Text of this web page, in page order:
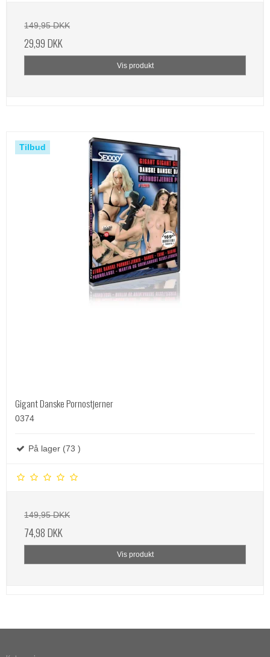
149,95 DKK
29,99 DKK
Vis produkt
Tilbud
Gigant Danske Pornostjerner
0374
På lager (73 )
149,95 DKK
74,98 DKK
Vis produkt